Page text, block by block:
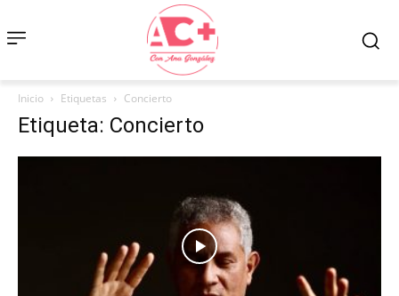
Inicio Etiquetas Concierto
Etiqueta: Concierto